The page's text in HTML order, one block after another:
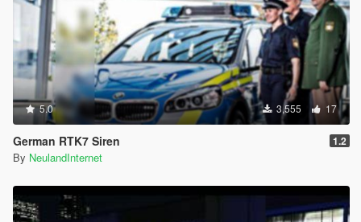
5.0 3,555 17
German RTK7 Siren 1.2
By NeulandInternet